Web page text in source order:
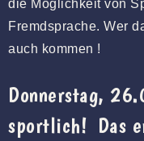
die Möglichkeit von
Fremdsprache. Wer
auch kommen !
Donnerstag,
sportlich! Das